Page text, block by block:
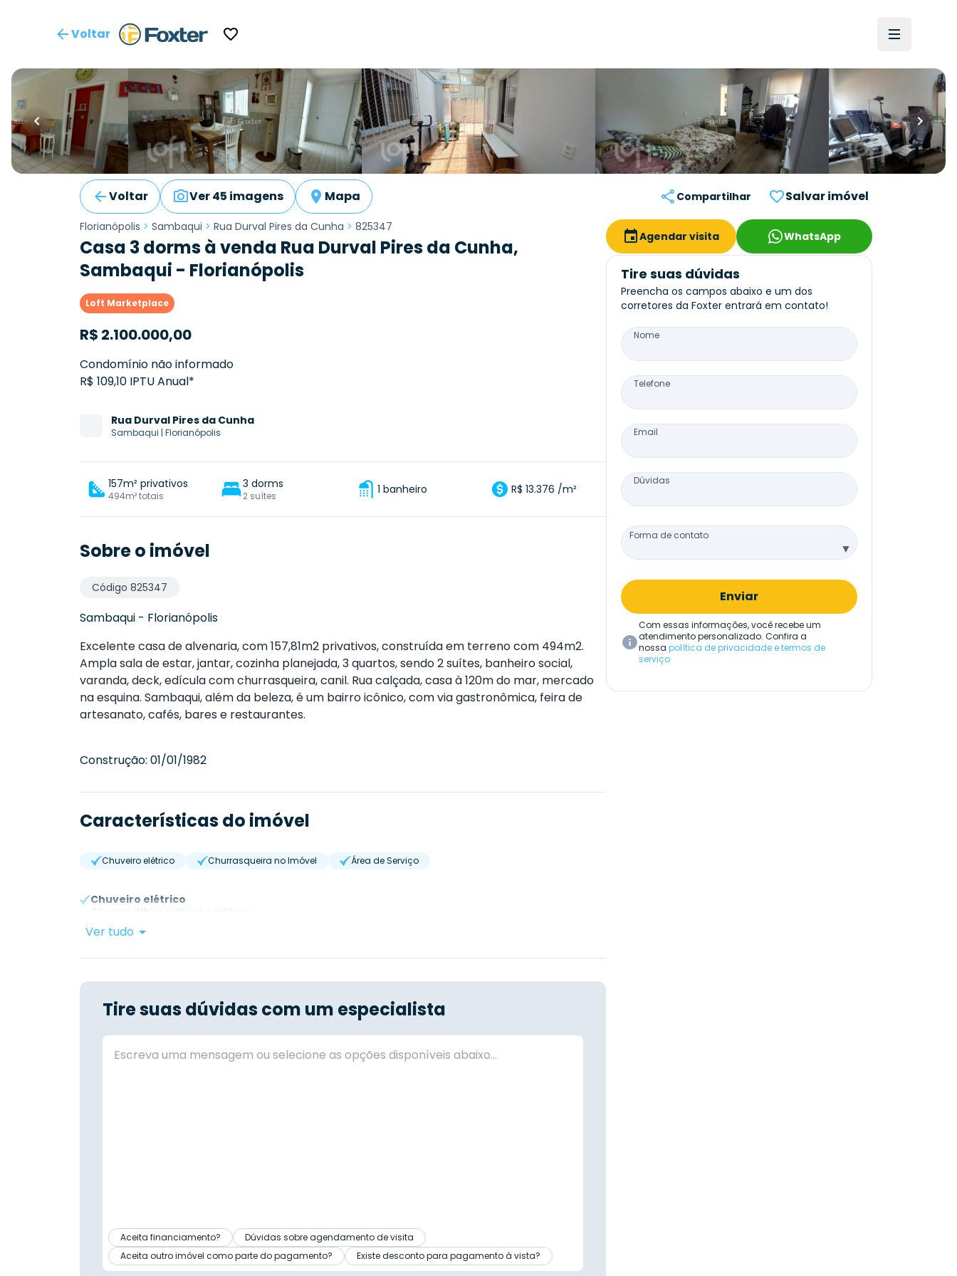
Voltar
Voltar Ver 45 imagens Mapa Compartilhar Salvar imóvel
Florianópolis > Sambaqui > Rua Durval Pires da Cunha > 825347
Casa 3 dorms à venda Rua Durval Pires da Cunha,
Sambaqui - Florianópolis
Loft Marketplace
R$ 2.100.000,00
Condomínio não informado
R$ 109,10 IPTU Anual*
Rua Durval Pires da Cunha
Sambaqui | Florianópolis
157m² privativos
494m² totais
3 dorms
2 suítes 1 banheiro R$ 13.376 /m²
Sobre o imóvel
Código 825347
Sambaqui - Florianópolis
Excelente casa de alvenaria, com 157,81m2 privativos, construída em terreno com 494m2.
Ampla sala de estar, jantar, cozinha planejada, 3 quartos, sendo 2 suítes, banheiro social,
varanda, deck, edícula com churrasqueira, canil. Rua calçada, casa à 120m do mar, mercado
na esquina. Sambaqui, além da beleza, é um bairro icônico, com via gastronômica, feira de
artesanato, cafés, bares e restaurantes.
Construção: 01/01/1982
Características do imóvel
Chuveiro elétrico Churrasqueira no Imóvel Área de Serviço
Chuveiro elétrico
Chuveiro elétrico prático e confiável.
Ver tudo
Tire suas dúvidas com um especialista
Aceita financiamento?
Dúvidas sobre agendamento de visita
Aceita outro imóvel como parte do pagamento?
Existe desconto para pagamento à vista?
Agendar visita WhatsApp
Tire suas dúvidas
Preencha os campos abaixo e um dos
corretores da Foxter entrará em contato!
Nome
Telefone
Email
Dúvidas
Forma de contato
▼
Enviar
Com essas informações, você recebe um
atendimento personalizado. Confira a
nossa política de privacidade e termos de
serviço